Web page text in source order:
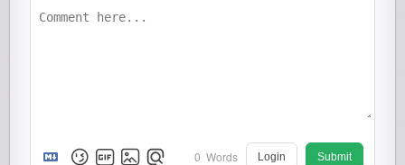
0 Words Login Submit